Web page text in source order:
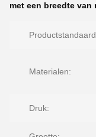
met een breedte van
Materialen:
Druk: